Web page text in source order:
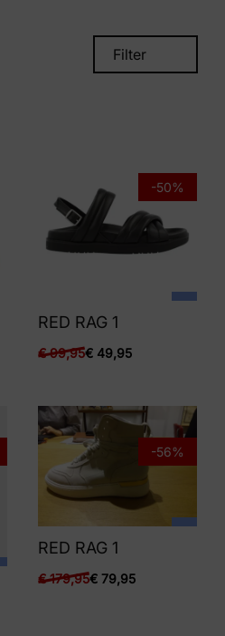
Filter
-50%
RED RAG 1
€99,95€49,95
-56%
RED RAG 1
€179,95€79,95